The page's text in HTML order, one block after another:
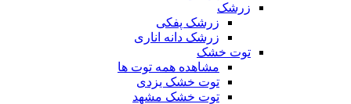
زرشک
زرشک پفکی
زرشک دانه اناری
توت خشک
مشاهده همه توت ها
توت خشک یزدی
توت خشک مشهد